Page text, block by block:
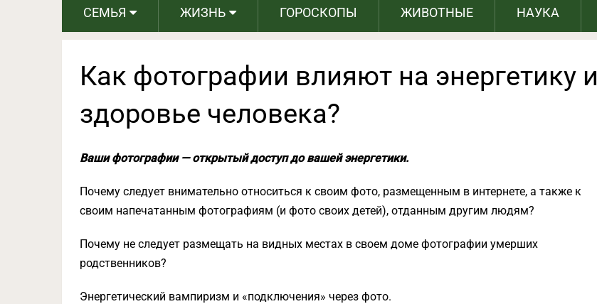
СЕМЬЯ ЖИЗНЬ ГОРОСКОПЫ ЖИВОТНЫЕ НАУКА
Как фотографии влияют на энергетику и
здоровье человека?
Ваши фотографии — открытый доступ до вашей энергетики.
Почему следует внимательно относиться к своим фото, размещенным в интернете, а также к
своим напечатанным фотографиям (и фото своих детей), отданным другим людям?
Почему не следует размещать на видных местах в своем доме фотографии умерших
родственников?
Энергетический вампиризм и «подключения» через фото.